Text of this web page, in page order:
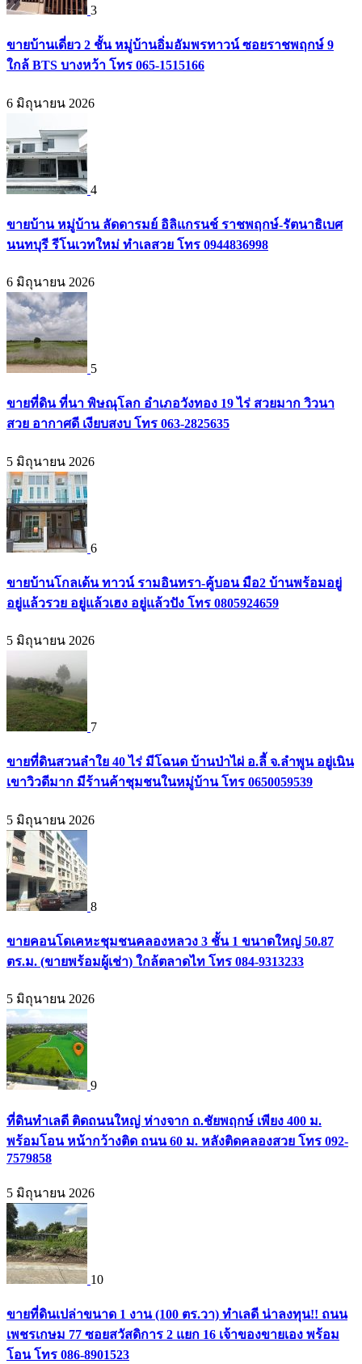
3
ขายบ้านเดี่ยว 2 ชั้น หมู่บ้านอิ่มอัมพรทาวน์ ซอยราชพฤกษ์ 9
ใกล้ BTS บางหว้า โทร 065-1515166
6 มิถุนายน 2026
4
ขายบ้าน หมู่บ้าน ลัดดารมย์ อิลิแกรนช์ ราชพฤกษ์-รัตนาธิเบศ
นนทบุรี รีโนเวทใหม่ ทำเลสวย โทร 0944836998
6 มิถุนายน 2026
5
ขายที่ดิน ที่นา พิษณุโลก อำเภอวังทอง 19 ไร่ สวยมาก วิวนา
สวย อากาศดี เงียบสงบ โทร 063-2825635
5 มิถุนายน 2026
6
ขายบ้านโกลเด้น ทาวน์ รามอินทรา-คู้บอน มือ2 บ้านพร้อมอยู่
อยู่แล้วรวย อยู่แล้วเฮง อยู่แล้วปัง โทร 0805924659
5 มิถุนายน 2026
7
ขายที่ดินสวนลำใย 40 ไร่ มีโฉนด บ้านป่าไผ่ อ.ลี้ จ.ลำพูน อยู่เนิน
เขาวิวดีมาก มีร้านค้าชุมชนในหมู่บ้าน โทร 0650059539
5 มิถุนายน 2026
8
ขายคอนโดเคหะชุมชนคลองหลวง 3 ชั้น 1 ขนาดใหญ่ 50.87
ตร.ม. (ขายพร้อมผู้เช่า) ใกล้ตลาดไท โทร 084-9313233
5 มิถุนายน 2026
9
ที่ดินทำเลดี ติดถนนใหญ่ ห่างจาก ถ.ชัยพฤกษ์ เพียง 400 ม.
พร้อมโอน หน้ากว้างติด ถนน 60 ม. หลังติดคลองสวย โทร 092-
7579858
5 มิถุนายน 2026
10
ขายที่ดินเปล่าขนาด 1 งาน (100 ตร.วา) ทำเลดี น่าลงทุน!! ถนน
เพชรเกษม 77 ซอยสวัสดิการ 2 แยก 16 เจ้าของขายเอง พร้อม
โอน โทร 086-8901523